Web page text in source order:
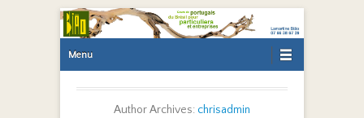
Menu
Author Archives: chrisadmin